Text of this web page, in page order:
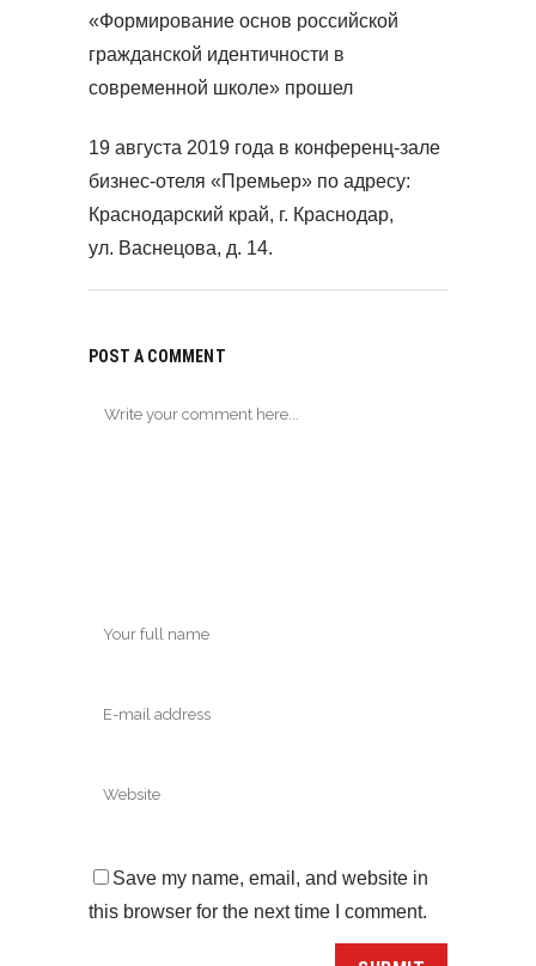
«Формирование основ российской
гражданской идентичности в
современной школе» прошел
19 августа 2019 года в конференц-зале
бизнес-отеля «Премьер» по адресу:
Краснодарский край, г. Краснодар,
ул. Васнецова, д. 14.
POST A COMMENT
Save my name, email, and website in
this browser for the next time I comment.